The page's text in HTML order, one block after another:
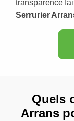
transparence
Serrurier
Quels
Arrans